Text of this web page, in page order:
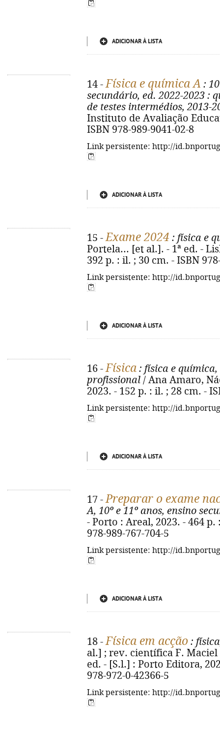
ADICIONAR À LISTA
14 -Física e química A :
secundário, ed. 2022-2023 :
de testes intermédios, 2013-
Instituto de Avaliação
ISBN 978-989-9041-02-8
Link persistente: http://
ADICIONAR À LISTA
15 -Exame 2024 : física e
Portela... [et al.]. - 1ª ed. -
392 p. : il. ; 30 cm. - ISBN
Link persistente: http://
ADICIONAR À LISTA
16 -Física : física e química,
profissional / Ana Amaro,
2023. - 152 p. : il. ; 28 cm. -
Link persistente: http://
ADICIONAR À LISTA
17 -Preparar o exame
A, 10º e 11º anos, ensino
- Porto : Areal, 2023. - 464
978-989-767-704-5
Link persistente: http://
ADICIONAR À LISTA
18 -Física em acção :
al.] ; rev. científica F. Maciel
ed. - [S.l.] : Porto Editora,
978-972-0-42366-5
Link persistente: http://